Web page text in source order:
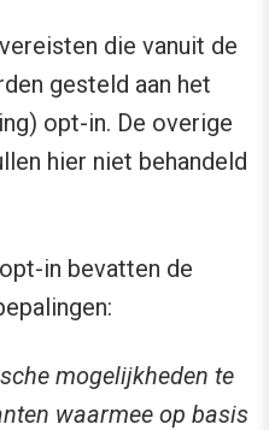
die vanuit de
gesteld aan het
opt-in. De overige
hier niet behandeld
in bevatten de
mogelijkheden te
waarmee op basis